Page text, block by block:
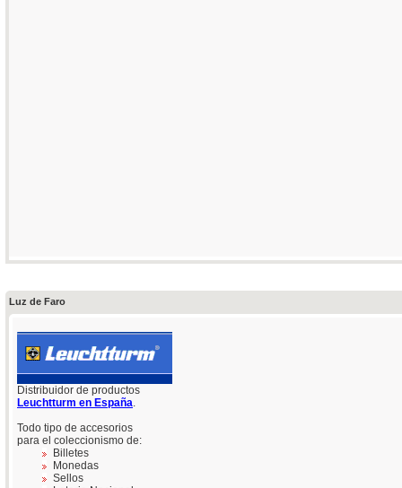
Luz de Faro
Distribuidor de productos
Leuchtturm en España.
Todo tipo de accesorios
para el coleccionismo de:
Billetes
Monedas
Sellos